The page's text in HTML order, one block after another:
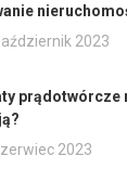
2023
prądotwórcze
2023